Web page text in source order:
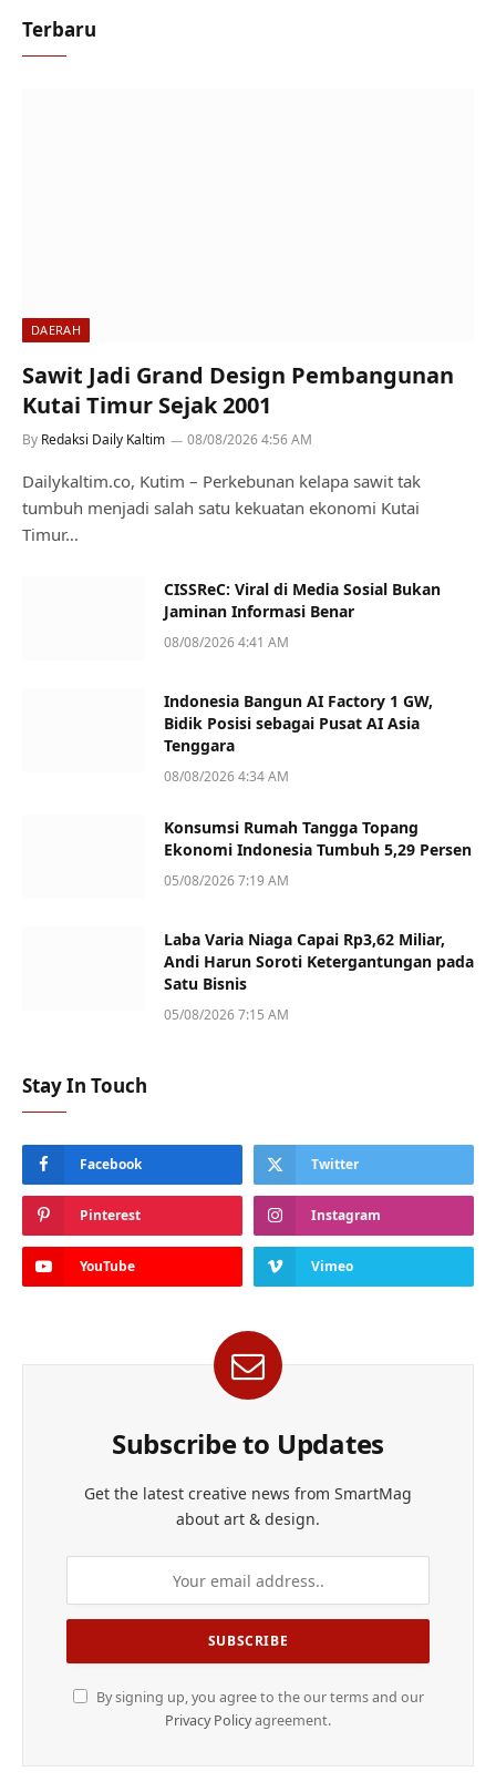
Terbaru
DAERAH
Sawit Jadi Grand Design Pembangunan
Kutai Timur Sejak 2001
By Redaksi Daily Kaltim 08/08/2026 4:56 AM
Dailykaltim.co, Kutim – Perkebunan kelapa sawit tak
tumbuh menjadi salah satu kekuatan ekonomi Kutai
Timur…
CISSReC: Viral di Media Sosial Bukan
Jaminan Informasi Benar
08/08/2026 4:41 AM
Indonesia Bangun AI Factory 1 GW,
Bidik Posisi sebagai Pusat AI Asia
Tenggara
08/08/2026 4:34 AM
Konsumsi Rumah Tangga Topang
Ekonomi Indonesia Tumbuh 5,29 Persen
05/08/2026 7:19 AM
Laba Varia Niaga Capai Rp3,62 Miliar,
Andi Harun Soroti Ketergantungan pada
Satu Bisnis
05/08/2026 7:15 AM
Stay In Touch
Facebook Twitter
Pinterest Instagram
YouTube Vimeo
Subscribe to Updates
Get the latest creative news from SmartMag
about art & design.
By signing up, you agree to the our terms and our
Privacy Policyagreement.